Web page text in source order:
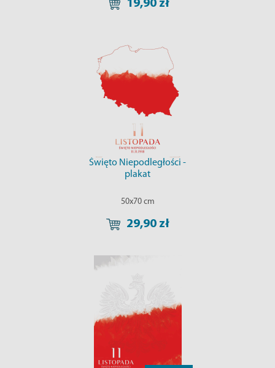
19,90 zł
Święto Niepodległości -
plakat
50x70 cm
29,90 zł